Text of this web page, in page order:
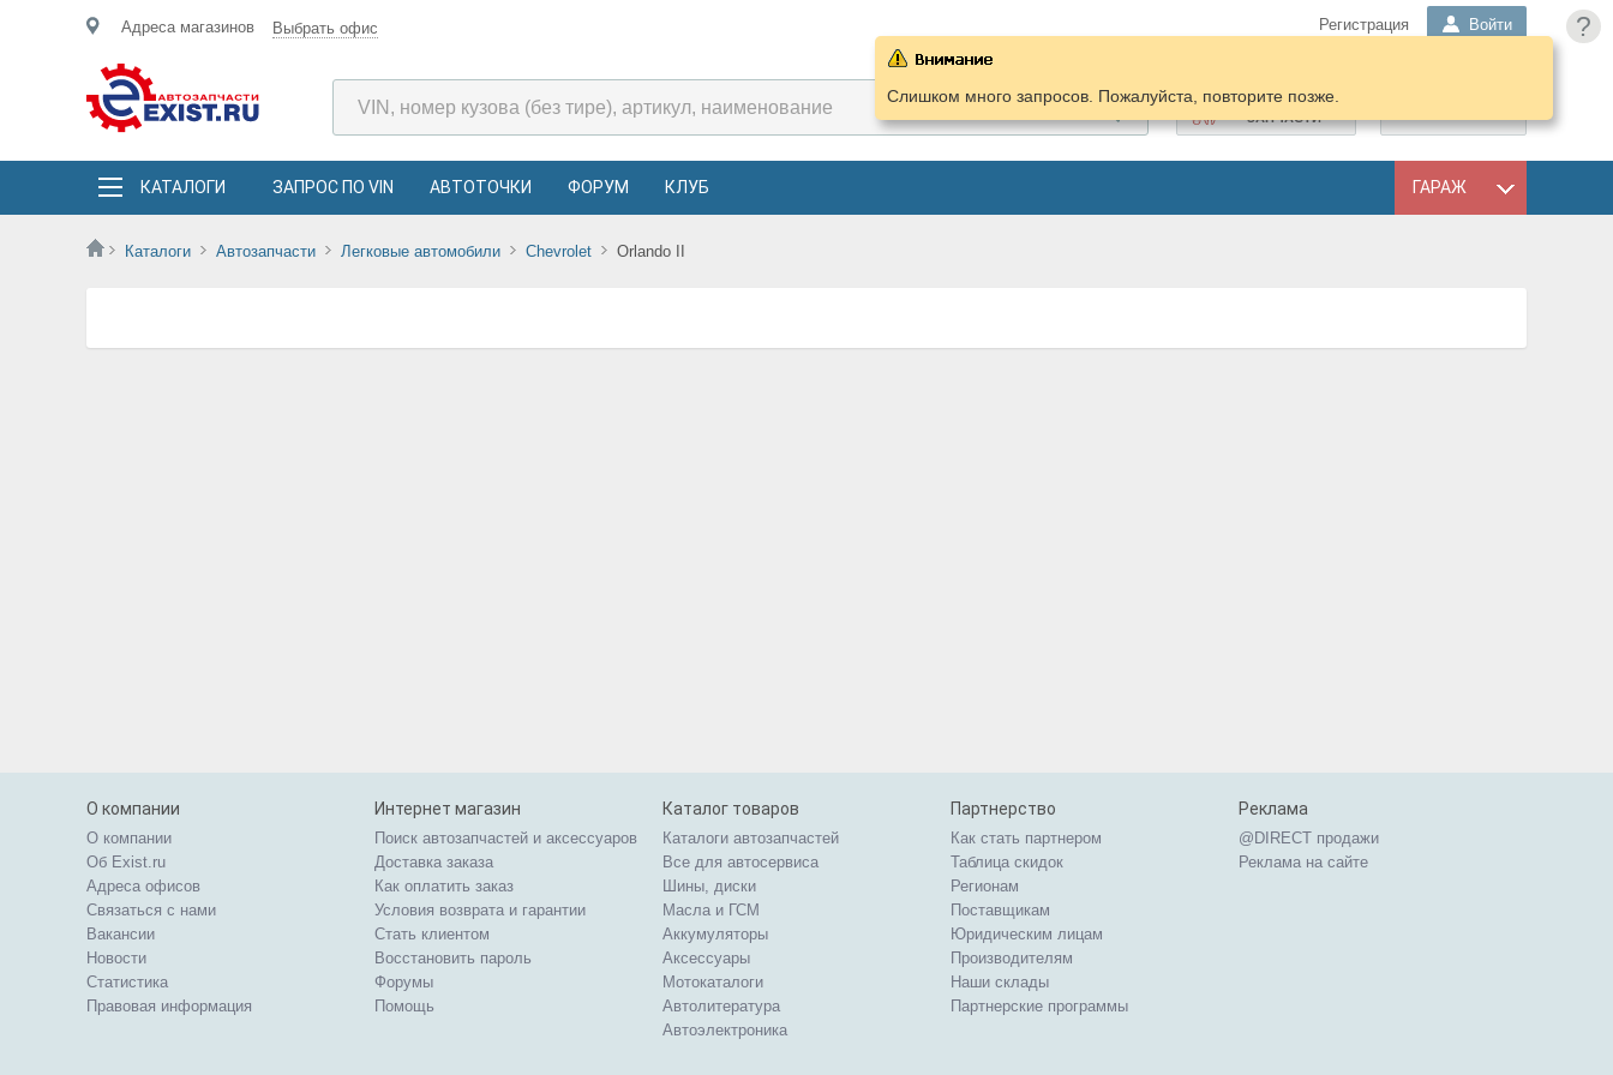
?
Адреса магазинов Выбрать офис Регистрация Войти
ПОДОБРАТЬ
ЗАПЧАСТИ
КАТАЛОГИ ЗАПРОС ПО VIN АВТОТОЧКИ ФОРУМ КЛУБ ГАРАЖ
Каталоги Автозапчасти Легковые автомобили Chevrolet Orlando II
Слишком много запросов. Пожалуйста, повторите позже.
О компании
О компании
Об Exist.ru
Адреса офисов
Связаться с нами
Вакансии
Новости
Статистика
Правовая информация
Интернет магазин
Поиск автозапчастей и аксессуаров
Доставка заказа
Как оплатить заказ
Условия возврата и гарантии
Стать клиентом
Восстановить пароль
Форумы
Помощь
Каталог товаров
Каталоги автозапчастей
Все для автосервиса
Шины, диски
Масла и ГСМ
Аккумуляторы
Аксессуары
Мотокаталоги
Автолитература
Автоэлектроника
Партнерство
Как стать партнером
Таблица скидок
Регионам
Поставщикам
Юридическим лицам
Производителям
Наши склады
Партнерские программы
Реклама
@DIRECT продажи
Реклама на сайте